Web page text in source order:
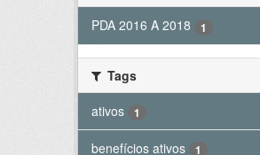
PDA 2016 A 2018
1
Tags
ativos
1
benefícios ativos 1